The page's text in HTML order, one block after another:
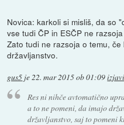
Novica: karkoli si misliš, da so
vse tudi ČP in ESČP ne
Zato tudi ne razsoja o temu,
državljanstvo.
gus5 je22. mar 2015 ob 01:09
Res ni nihče avtomatično
a to ne pomeni, da imajo
državljanstvo, saj to pomeni